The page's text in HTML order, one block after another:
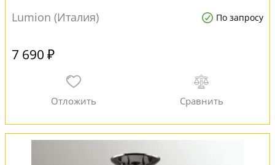
Lumion (Италия) По запросу
7 690 ₽